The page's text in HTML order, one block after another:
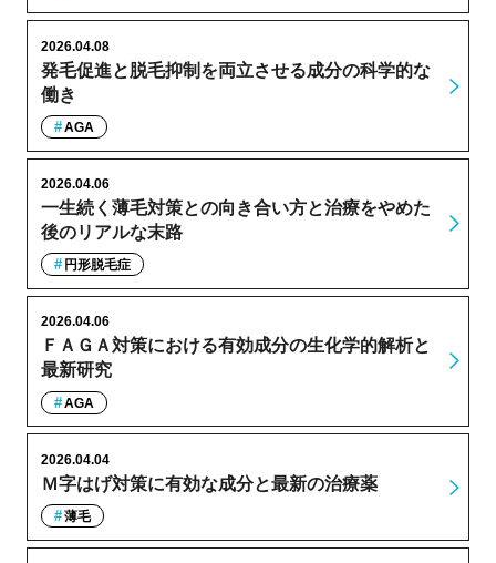
発毛促進と脱毛抑制を両立させる成分の科学的な
働き
2026.04.08
AGA
一生続く薄毛対策との向き合い方と治療をやめた
後のリアルな末路
2026.04.06
円形脱毛症
ＦＡＧＡ対策における有効成分の生化学的解析と
最新研究
2026.04.06
AGA
Ｍ字はげ対策に有効な成分と最新の治療薬
2026.04.04
薄毛